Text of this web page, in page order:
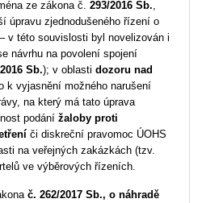
ze zákona č. 293/2016 Sb.
úpravu zjednodušeného řízení o
v této souvislosti byl novelizován i
návrhu na povolení spojení
Sb.); v oblasti dozoru nad
k vyjasnění možného narušení
na který má tato úprava
podání žaloby proti
či diskreční pravomoc ÚOHS
na veřejných zakázkách (tzv.
ve výběrových řízeních.
č. 262/2017 Sb., o náhradě